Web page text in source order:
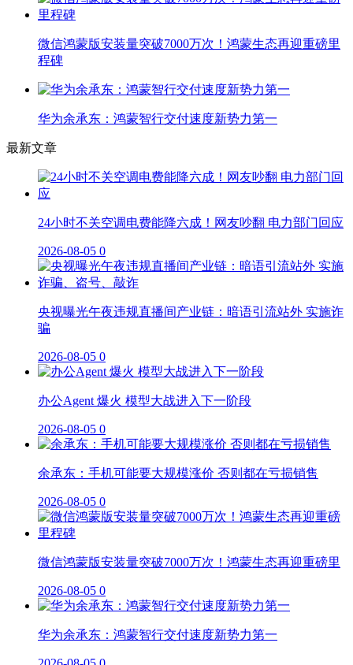
微信鸿蒙版安装量突破7000万次！鸿蒙生态再迎重磅里
程碑
华为余承东：鸿蒙智行交付速度新势力第一
最新文章
24小时不关空调电费能降六成！网友吵翻 电力部门回应
2026-08-05 0
央视曝光午夜违规直播间产业链：暗语引流站外 实施诈
骗
2026-08-05 0
办公Agent 爆火 模型大战进入下一阶段
2026-08-05 0
余承东：手机可能要大规模涨价 否则都在亏损销售
2026-08-05 0
微信鸿蒙版安装量突破7000万次！鸿蒙生态再迎重磅里
2026-08-05 0
华为余承东：鸿蒙智行交付速度新势力第一